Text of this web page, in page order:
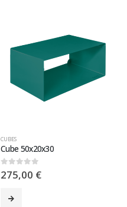
CUBES
Cube 50x20x30
0sur 5
275,00 €